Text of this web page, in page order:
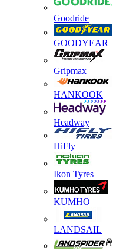
Goodride
GOODYEAR
Gripmax
HANKOOK
Headway
HiFly
Ikon Tyres
KUMHO
LANDSAIL